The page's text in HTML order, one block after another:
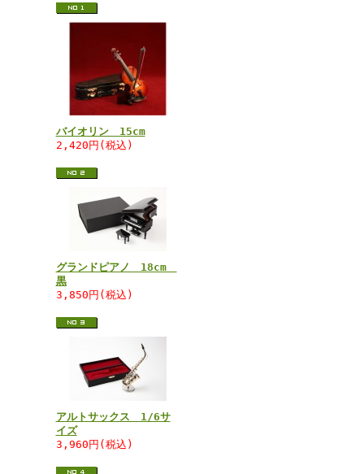
バイオリン 15cm
2,420円(税込)
グランドピアノ 18cm
黒
3,850円(税込)
アルトサックス 1/6サ
イズ
3,960円(税込)